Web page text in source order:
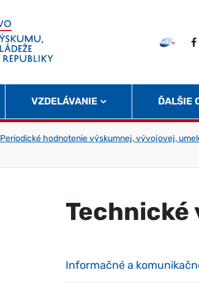
EDU TV
VZDELÁVANIE ĎALŠIE
Periodické hodnotenie výskumnej, vývojovej,
Technické
Informačné a